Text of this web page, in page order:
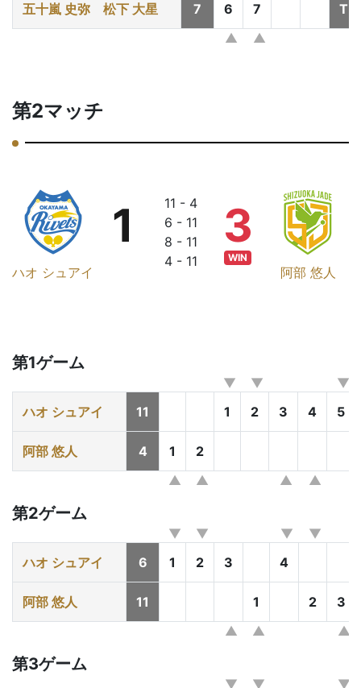
五十嵐 史弥 松下 大星 7 6 7 T
第2マッチ
ハオ シュアイ
1
11 - 4
6 - 11
8 - 11
4 - 11
阿部 悠人
3
WIN
第1ゲーム
ハオ シュアイ 11 1 2 3 4 5
阿部 悠人 4 1 2
第2ゲーム
ハオ シュアイ 6 1 2 3 4
阿部 悠人 11 1 2 3
第3ゲーム